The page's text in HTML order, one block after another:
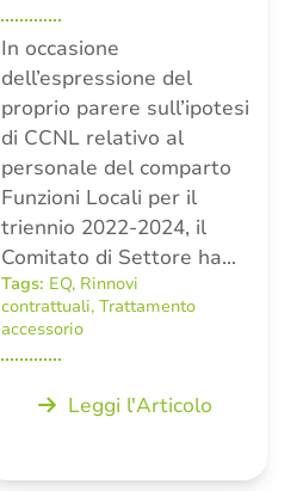
In occasione
dell’espressione del
proprio parere sull’ipotesi
di CCNL relativo al
personale del comparto
Funzioni Locali per il
triennio 2022-2024, il
Comitato di Settore ha…
Tags: EQ, Rinnovi
contrattuali, Trattamento
accessorio
Leggi l'Articolo